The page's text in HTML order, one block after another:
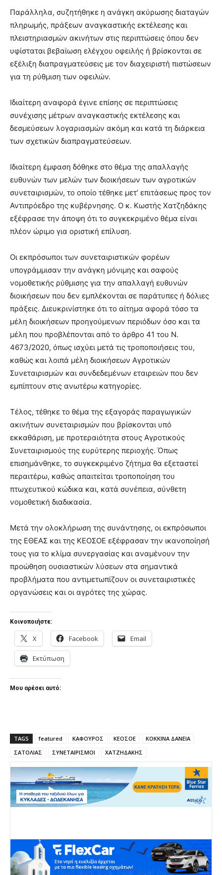
Παράλληλα, συζητήθηκε η ανάγκη ακύρωσης διαταγών
πληρωμής, πράξεων αναγκαστικής εκτέλεσης και
πλειστηριασμών ακινήτων στις περιπτώσεις όπου δεν
υφίσταται βεβαίωση ελέγχου οφειλής ή βρίσκονται σε
εξέλιξη διαπραγματεύσεις με τον διαχειριστή πιστώσεων
για τη ρύθμιση των οφειλών.
Ιδιαίτερη αναφορά έγινε επίσης σε περιπτώσεις
συνέχισης μέτρων αναγκαστικής εκτέλεσης και
δεσμεύσεων λογαριασμών ακόμη και κατά τη διάρκεια
των σχετικών διαπραγματεύσεων.
Ιδιαίτερη έμφαση δόθηκε στο θέμα της απαλλαγής
ευθυνών των μελών των διοικήσεων των αγροτικών
συνεταιρισμών, το οποίο τέθηκε μετ’ επιτάσεως προς τον
Αντιπρόεδρο της κυβέρνησης. Ο κ. Κωστής Χατζηδάκης
εξέφρασε την άποψη ότι το συγκεκριμένο θέμα είναι
πλέον ώριμο για οριστική επίλυση.
Οι εκπρόσωποι των συνεταιριστικών φορέων
υπογράμμισαν την ανάγκη μόνιμης και σαφούς
νομοθετικής ρύθμισης για την απαλλαγή ευθυνών
διοικήσεων που δεν εμπλέκονται σε παράτυπες ή δόλιες
πράξεις. Διευκρινίστηκε ότι το αίτημα αφορά τόσο τα
μέλη διοικήσεων προηγούμενων περιόδων όσο και τα
μέλη που προβλέπονται από το άρθρο 41 του Ν.
4673/2020, όπως ισχύει μετά τις τροποποιήσεις του,
καθώς και λοιπά μέλη διοικήσεων Αγροτικών
Συνεταιρισμών και συνδεδεμένων εταιρειών που δεν
εμπίπτουν στις ανωτέρω κατηγορίες.
Τέλος, τέθηκε το θέμα της εξαγοράς παραγωγικών
ακινήτων συνεταιρισμών που βρίσκονται υπό
εκκαθάριση, με προτεραιότητα στους Αγροτικούς
Συνεταιρισμούς της ευρύτερης περιοχής. Όπως
επισημάνθηκε, το συγκεκριμένο ζήτημα θα εξεταστεί
περαιτέρω, καθώς απαιτείται τροποποίηση του
πτωχευτικού κώδικα και, κατά συνέπεια, σύνθετη
νομοθετική διαδικασία.
Μετά την ολοκλήρωση της συνάντησης, οι εκπρόσωποι
της ΕΘΕΑΣ και της ΚΕΟΣΟΕ εξέφρασαν την ικανοποίησή
τους για το κλίμα συνεργασίας και αναμένουν την
προώθηση ουσιαστικών λύσεων στα σημαντικά
προβλήματα που αντιμετωπίζουν οι συνεταιριστικές
οργανώσεις και οι αγρότες της χώρας.
Κοινοποιήστε:
X Facebook Email
Εκτύπωση
Μου αρέσει αυτό:
TAGS featured ΚΑΦΟΥΡΟΣ ΚΕΟΣΟΕ
ΚΟΚΚΙΝΑ ΔΑΝΕΙΑ
ΣΑΤΟΛΙΑΣ
ΣΥΝΕΤΑΙΡΙΣΜΟΙ ΧΑΤΖΗΔΑΚΗΣ